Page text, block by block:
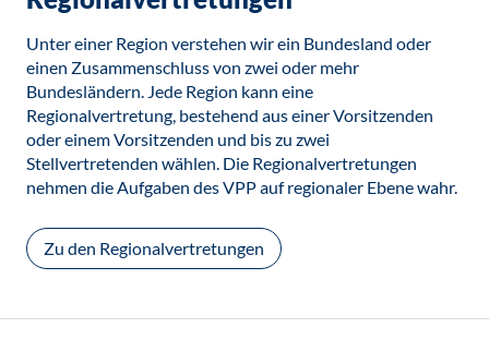
Unter einer Region verstehen wir ein Bundesland oder
einen Zusammenschluss von zwei oder mehr
Bundesländern. Jede Region kann eine
Regionalvertretung, bestehend aus einer Vorsitzenden
oder einem Vorsitzenden und bis zu zwei
Stellvertretenden wählen. Die Regionalvertretungen
nehmen die Aufgaben des VPP auf regionaler Ebene wahr.
Zu den Regionalvertretungen